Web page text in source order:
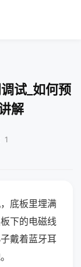
试_如何预
解
1
底板里埋满
下的电磁线
戴着蓝牙耳